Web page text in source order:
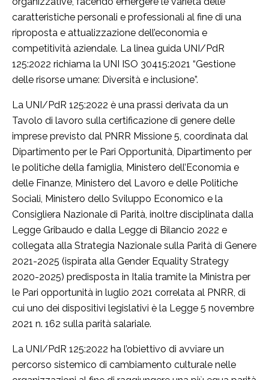
caratteristiche personali e professionali al fine di una
riproposta e attualizzazione dell’economia e
competitività aziendale. La linea guida UNI/PdR
125:2022 richiama la UNI ISO 30415:2021 “Gestione
delle risorse umane: Diversità e inclusione”.
La UNI/PdR 125:2022 è una prassi derivata da un
Tavolo di lavoro sulla certificazione di genere delle
imprese previsto dal PNRR Missione 5, coordinata dal
Dipartimento per le Pari Opportunità, Dipartimento per
le politiche della famiglia, Ministero dell’Economia e
delle Finanze, Ministero del Lavoro e delle Politiche
Sociali, Ministero dello Sviluppo Economico e la
Consigliera Nazionale di Parità, inoltre disciplinata dalla
Legge Gribaudo e dalla Legge di Bilancio 2022 e
collegata alla Strategia Nazionale sulla Parità di Genere
2021-2025 (ispirata alla Gender Equality Strategy
2020-2025) predisposta in Italia tramite la Ministra per
le Pari opportunità in luglio 2021 correlata al PNRR, di
cui uno dei dispositivi legislativi è la Legge 5 novembre
2021 n. 162 sulla parità salariale.
La UNI/PdR 125:2022 ha l’obiettivo di avviare un
percorso sistemico di cambiamento culturale nelle